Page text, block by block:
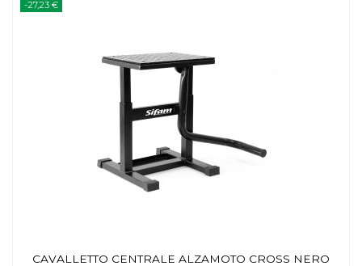
-27,23 €
CAVALLETTO CENTRALE ALZAMOTO CROSS NERO